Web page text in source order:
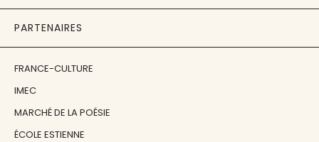
PARTENAIRES
FRANCE-CULTURE
IMEC
MARCHÉ DE LA POÉSIE
ÉCOLE ESTIENNE